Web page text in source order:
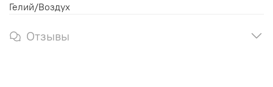
Гелий/Воздух
Отзывы